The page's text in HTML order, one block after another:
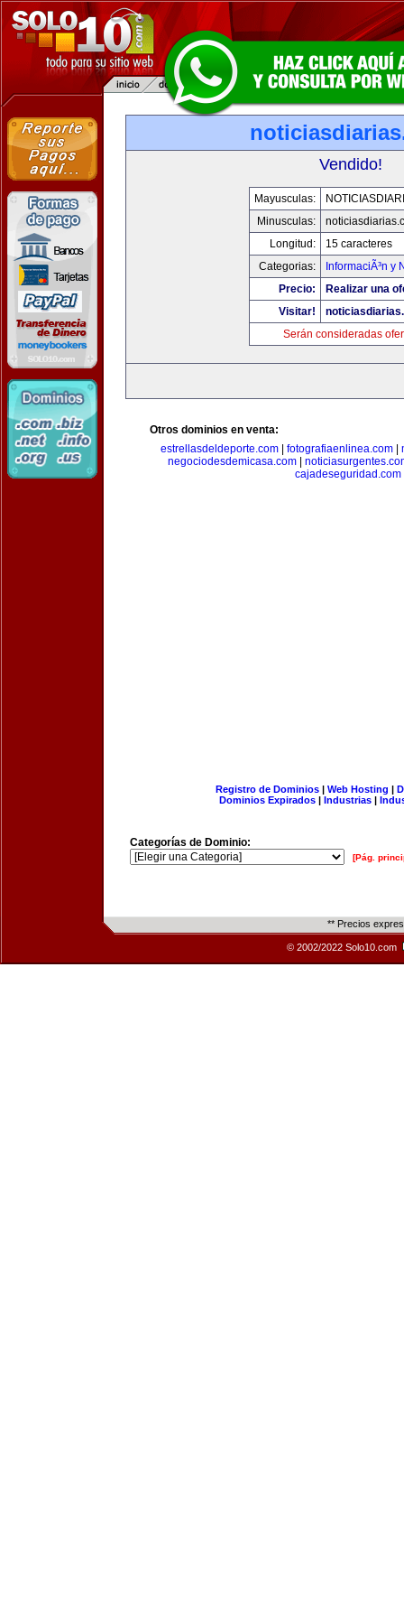
Vendido!
Mayusculas:
Minusculas:
Longitud:
15 caracteres
Categorias:
InformaciÃ³n y
Precio:
Realizar una
Visitar!
Serán consideradas
Otros dominios en venta:
estrellasdeldeporte.com
fotografiaenlinea.com
negociodesdemicasa.com
cajadeseguridad.com
Registro de Dominios| Web Hosting |
Dominios Expirados | Industrias |
Categorías de Dominio:
[Pág.
** Precios
© 2002/2022 Solo10.com